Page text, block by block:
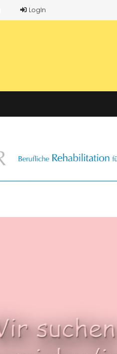
LogIn